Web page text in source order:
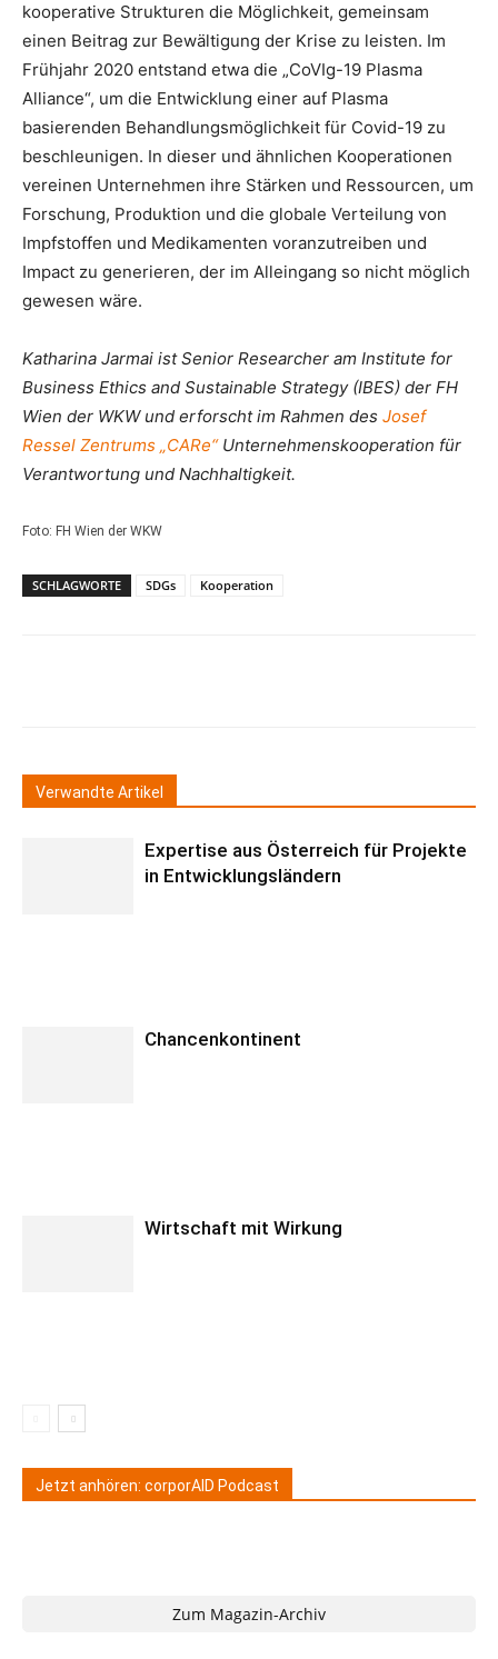
kooperative Strukturen die Möglichkeit, gemeinsam
einen Beitrag zur Bewältigung der Krise zu leisten. Im
Frühjahr 2020 entstand etwa die „CoVIg-19 Plasma
Alliance“, um die Entwicklung einer auf Plasma
basierenden Behandlungsmöglichkeit für Covid-19 zu
beschleunigen. In dieser und ähnlichen Kooperationen
vereinen Unternehmen ihre Stärken und Ressourcen, um
Forschung, Produktion und die globale Verteilung von
Impfstoffen und Medikamenten voranzutreiben und
Impact zu generieren, der im Alleingang so nicht möglich
gewesen wäre.
Katharina Jarmai ist Senior Researcher am Institute for
Business Ethics and Sustainable Strategy (IBES) der FH
Wien der WKW und erforscht im Rahmen des Josef
Ressel Zentrums „CARe“Unternehmenskooperation für
Verantwortung und Nachhaltigkeit.
Foto: FH Wien der WKW
SCHLAGWORTE SDGs Kooperation
Verwandte Artikel
Expertise aus Österreich für Projekte
in Entwicklungsländern
Chancenkontinent
Wirtschaft mit Wirkung
Jetzt anhören: corporAID Podcast
Zum Magazin-Archiv